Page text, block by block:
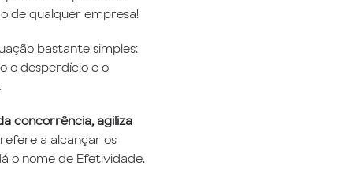
de qualquer empresa!
bastante simples:
o desperdício e o
concorrência, agiliza
a alcançar os
o nome de Efetividade.